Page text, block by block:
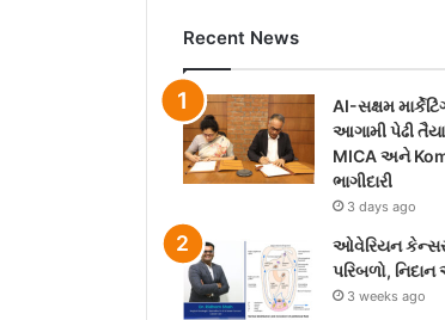
Recent News
AI-સક્ષમ
આગામી પેઢી
MICA અને
ભાગીદારી
3 days ago
ઓવેરિયન
પરિબળો, નિદાન
3 weeks ago